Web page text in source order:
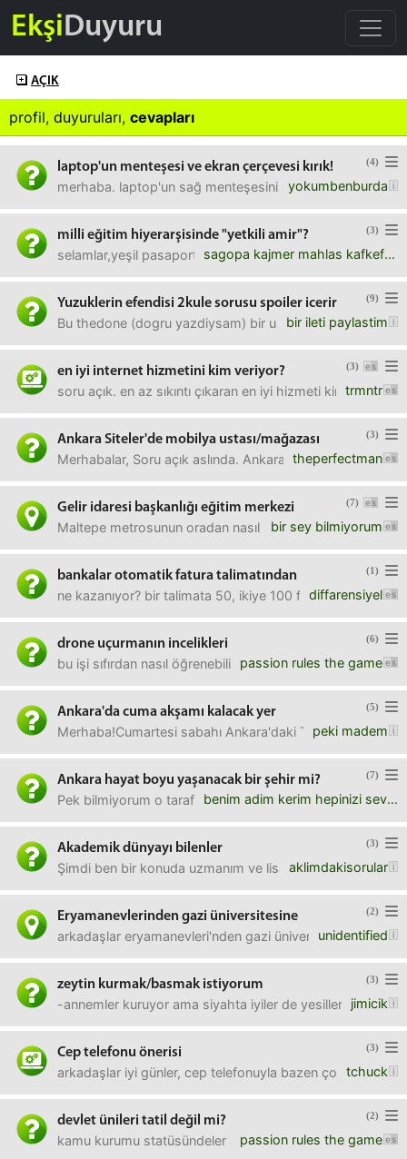
EkşiDuyuru
AÇIK
profil, duyuruları, cevapları
(4)
laptop'un menteşesi ve ekran çerçevesi kırık!
yokumbenburda
merhaba. laptop'un sağ menteşesini bir süredir kırık
(3)
milli eğitim hiyerarşisinde "yetkili amir"?
sagopa kajmer mahlas kafkef
selamlar,yeşil pasaportumu yenilemek için (babamın
(9)
Yuzuklerin efendisi 2kule sorusu spoiler icerir
bir ileti paylastim
Bu thedone (dogru yazdiysam) bir usak tarafindan
(3)
en iyi internet hizmetini kim veriyor?
trmntr
soru açık. en az sıkıntı çıkaran en iyi hizmeti kim veriyor
(3)
Ankara Siteler'de mobilya ustası/mağazası
theperfectman
Merhabalar, Soru açık aslında. Ankara sitelerde
(7)
Gelir idaresi başkanlığı eğitim merkezi
bir sey bilmiyorum
Maltepe metrosunun oradan nasıl giderim ?
(1)
bankalar otomatik fatura talimatından
diffarensiyel
ne kazanıyor? bir talimata 50, ikiye 100 falan gibi
(6)
drone uçurmanın incelikleri
passion rules the game
bu işi sıfırdan nasıl öğrenebilirim? profesyonel olarak
(5)
Ankara'da cuma akşamı kalacak yer
peki madem
Merhaba!Cumartesi sabahı Ankara'daki Türk-Amerikan
(7)
Ankara hayat boyu yaşanacak bir şehir mi?
benim adim kerim hepinizi severim
Pek bilmiyorum o tarafları, güzel midir ankara yalnız biri
(3)
Akademik dünyayı bilenler
aklimdakisorular
Şimdi ben bir konuda uzmanım ve lisans mezunuyum.
(2)
Eryamanevlerinden gazi üniversitesine
unidentified
arkadaşlar eryamanevleri'nden gazi üniversitesi'ne
(3)
zeytin kurmak/basmak istiyorum
jimicik
-annemler kuruyor ama siyahta iyiler de yesilleri tirt.
(3)
Cep telefonu önerisi
tchuck
arkadaşlar iyi günler, cep telefonuyla bazen çok ama çok
(2)
devlet ünileri tatil değil mi?
passion rules the game
kamu kurumu statüsündeler ama üniversite olunca bir